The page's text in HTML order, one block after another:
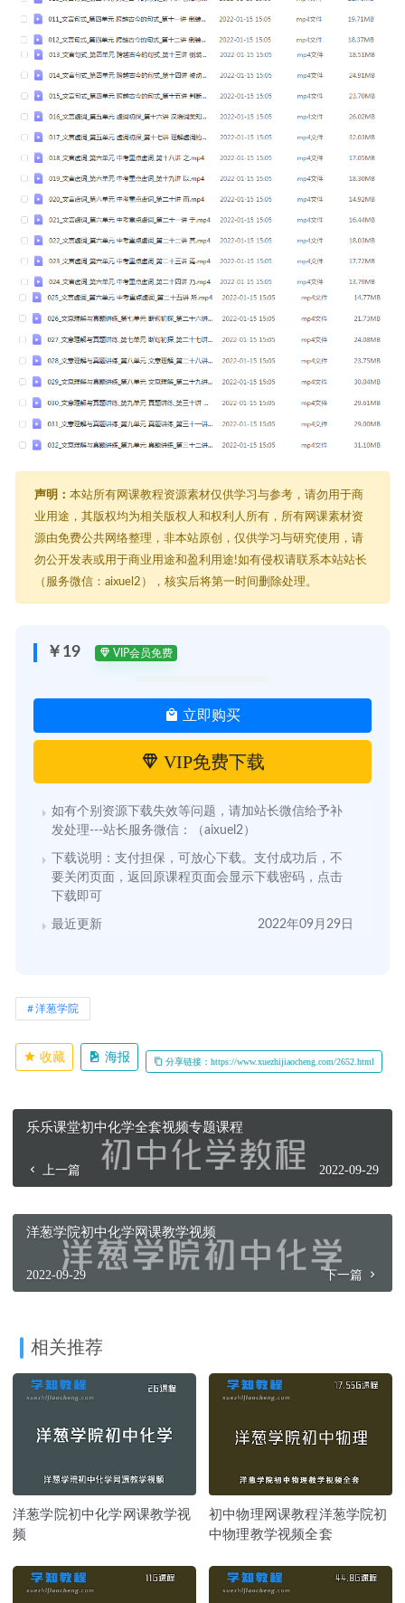
声明： 本站所有网课教程资源素材仅供学习与参考，请勿用于商
业用途，其版权均为相关版权人和权利人所有，所有网课素材资
源由免费公共网络整理，非本站原创，仅供学习与研究使用，请
勿公开发表或用于商业用途和盈利用途!如有侵权请联系本站站长
（服务微信：aixuel2），核实后将第一时间删除处理。
￥19 VIP会员免费
立即购买
VIP免费下载
如有个别资源下载失效等问题，请加站长微信给予补
发处理---站长服务微信：（aixuel2）
下载说明：支付担保，可放心下载。支付成功后，不
要关闭页面，返回原课程页面会显示下载密码，点击
下载即可
最近更新 2022年09月29日
洋葱学院
收藏 海报 分享链接：https://www.xuezhijiaocheng.com/2652.html
乐乐课堂初中化学全套视频专题课程
上一篇 2022-09-29
洋葱学院初中化学网课教学视频
2022-09-29 下一篇
相关推荐
洋葱学院初中化学网课教学视
频
初中物理网课教程洋葱学院初
中物理教学视频全套